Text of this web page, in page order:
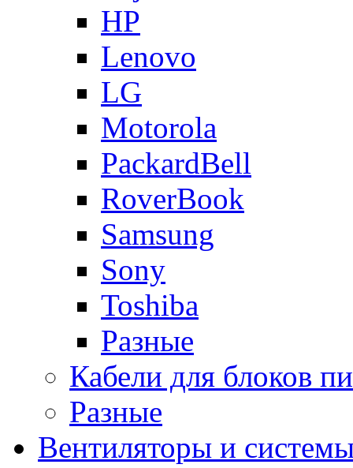
HP
Lenovo
LG
Motorola
PackardBell
RoverBook
Samsung
Sony
Toshiba
Разные
Кабели для блоков
Разные
Вентиляторы и